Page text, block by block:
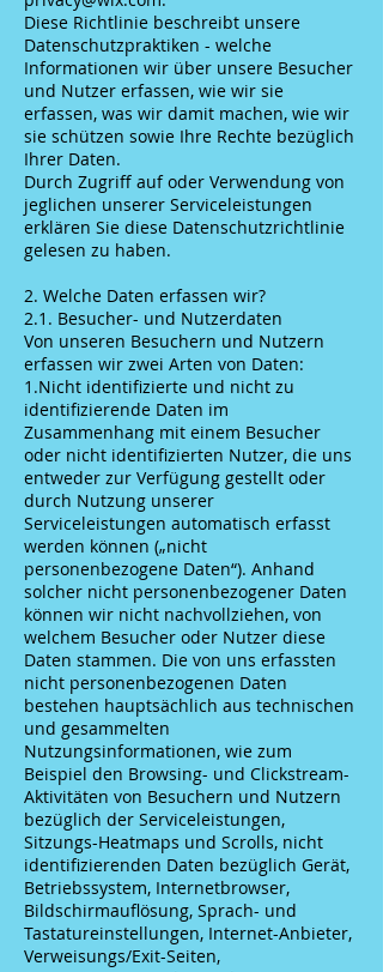
Diese Richtlinie beschreibt unsere
Datenschutzpraktiken - welche
Informationen wir über unsere Besucher
und Nutzer erfassen, wie wir sie
erfassen, was wir damit machen, wie wir
sie schützen sowie Ihre Rechte bezüglich
Ihrer Daten.
Durch Zugriff auf oder Verwendung von
jeglichen unserer Serviceleistungen
erklären Sie diese Datenschutzrichtlinie
gelesen zu haben.
2. Welche Daten erfassen wir?
2.1. Besucher- und Nutzerdaten
Von unseren Besuchern und Nutzern
erfassen wir zwei Arten von Daten:
1.Nicht identifizierte und nicht zu
identifizierende Daten im
Zusammenhang mit einem Besucher
oder nicht identifizierten Nutzer, die uns
entweder zur Verfügung gestellt oder
durch Nutzung unserer
Serviceleistungen automatisch erfasst
werden können („nicht
personenbezogene Daten“). Anhand
solcher nicht personenbezogener Daten
können wir nicht nachvollziehen, von
welchem Besucher oder Nutzer diese
Daten stammen. Die von uns erfassten
nicht personenbezogenen Daten
bestehen hauptsächlich aus technischen
und gesammelten
Nutzungsinformationen, wie zum
Beispiel den Browsing- und Clickstream-
Aktivitäten von Besuchern und Nutzern
bezüglich der Serviceleistungen,
Sitzungs-Heatmaps und Scrolls, nicht
identifizierenden Daten bezüglich Gerät,
Betriebssystem, Internetbrowser,
Bildschirmauflösung, Sprach- und
Tastatureinstellungen, Internet-Anbieter,
Verweisungs/Exit-Seiten,